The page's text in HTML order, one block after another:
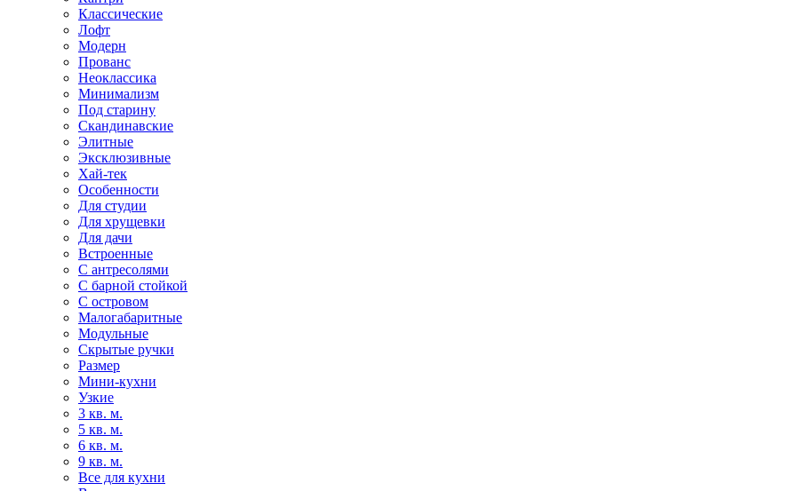
Классические
Лофт
Модерн
Прованс
Неоклассика
Минимализм
Под старину
Скандинавские
Элитные
Эксклюзивные
Хай-тек
Особенности
Для студии
Для хрущевки
Для дачи
Встроенные
С антресолями
С барной стойкой
С островом
Малогабаритные
Модульные
Скрытые ручки
Размер
Мини-кухни
Узкие
3 кв. м.
5 кв. м.
6 кв. м.
9 кв. м.
Все для кухни